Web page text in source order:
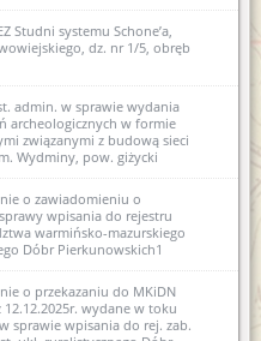
wojewódzkiej ewidencji
zabytku archeologicznego
zabytków I AZP 13-62/1
karty ewidencyjnej
do wojewódzkiej
10 Piasty Wielkie
karty ewidencyjnej
do wojewódzkiej
75 Łęgno
karty ewidencyjnej
do wojewódzkiej
70 Smolajny
Studni systemu Schone’a,
dz. nr 1/5, obręb
admin. w sprawie wydania
archeologicznych w formie
związanymi z budową sieci
Wydminy, pow. giżycki
o zawiadomieniu o
wpisania do rejestru
warmińsko-mazurskiego
Dóbr Pierkunowskich1
o przekazaniu do MKiDN
wydane w toku
sprawie wpisania do rej. zab.